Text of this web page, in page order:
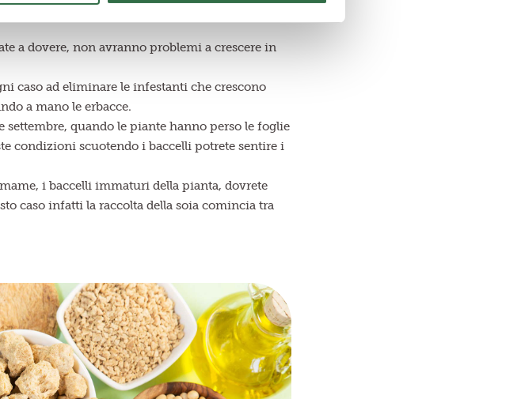
in fase di semina, poi la strada si presenta
a dovere, non avranno problemi a crescere in
caso ad eliminare le infestanti che crescono
a mano le erbacce.
settembre, quando le piante hanno perso le foglie
condizioni scuotendo i baccelli potrete sentire i
i baccelli immaturi della pianta, dovrete
caso infatti la raccolta della soia comincia tra